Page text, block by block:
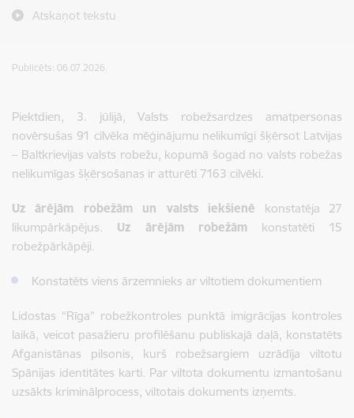
Atskaņot tekstu
Publicēts: 06.07.2026.
Piektdien, 3. jūlijā, Valsts robežsardzes amatpersonas
novērsušas 91 cilvēka mēģinājumu nelikumīgi šķērsot Latvijas
– Baltkrievijas valsts robežu, kopumā šogad no valsts robežas
nelikumīgas šķērsošanas ir atturēti 7163 cilvēki.
Uz ārējām robežām un valsts iekšienē konstatēja 27
likumpārkāpējus. Uz ārējām robežām konstatēti 15
robežpārkāpēji.
Konstatēts viens ārzemnieks ar viltotiem dokumentiem
Lidostas “Rīga” robežkontroles punktā imigrācijas kontroles
laikā, veicot pasažieru profilēšanu publiskajā daļā, konstatēts
Afganistānas pilsonis, kurš robežsargiem uzrādīja viltotu
Spānijas identitātes karti. Par viltota dokumentu izmantošanu
uzsākts kriminālprocess, viltotais dokuments izņemts.